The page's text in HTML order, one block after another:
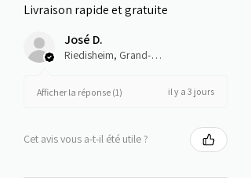
Livraison rapide et gratuite
José D.
Riedisheim, Grand-Est
Afficher la réponse (1) il y a 3 jours
Cet avis vous a-t-il été utile ?